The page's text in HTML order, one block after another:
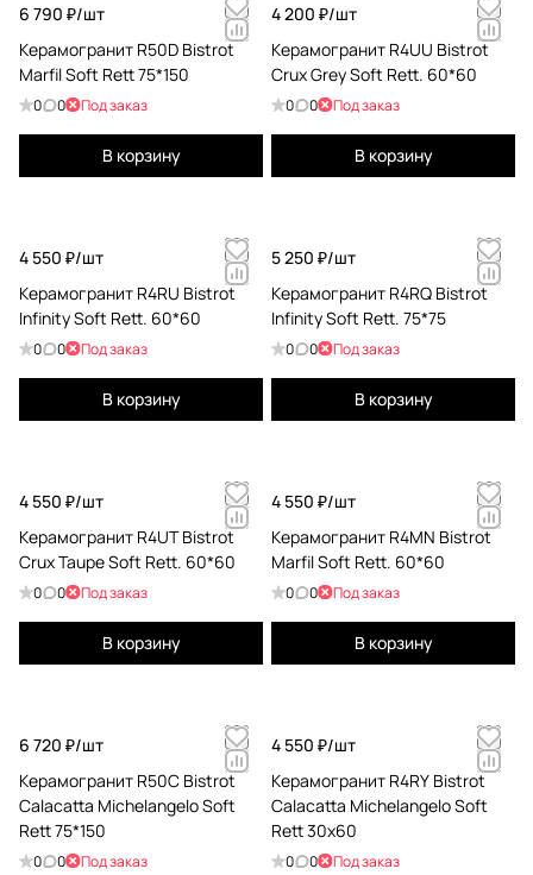
6 790 ₽/шт
Керамогранит R50D Bistrot
Marfil Soft Rett 75*150
0 0 Под заказ
В корзину
4 200 ₽/шт
Керамогранит R4UU Bistrot
Crux Grey Soft Rett. 60*60
0 0 Под заказ
В корзину
4 550 ₽/шт
Керамогранит R4RU Bistrot
Infinity Soft Rett. 60*60
0 0 Под заказ
В корзину
5 250 ₽/шт
Керамогранит R4RQ Bistrot
Infinity Soft Rett. 75*75
0 0 Под заказ
В корзину
4 550 ₽/шт
Керамогранит R4UT Bistrot
Crux Taupe Soft Rett. 60*60
0 0 Под заказ
В корзину
4 550 ₽/шт
Керамогранит R4MN Bistrot
Marfil Soft Rett. 60*60
0 0 Под заказ
В корзину
6 720 ₽/шт
Керамогранит R50C Bistrot
Calacatta Michelangelo Soft
Rett 75*150
0 0 Под заказ
4 550 ₽/шт
Керамогранит R4RY Bistrot
Calacatta Michelangelo Soft
Rett 30x60
0 0 Под заказ